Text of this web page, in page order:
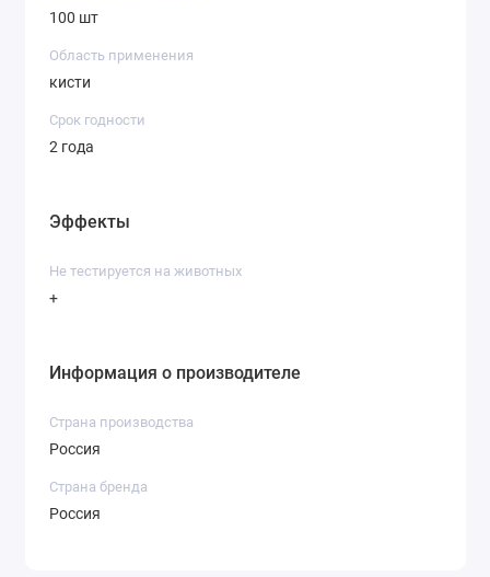
100 шт
Область применения
кисти
Срок годности
2 года
Эффекты
Не тестируется на животных
+
Информация о производителе
Страна производства
Россия
Страна бренда
Россия